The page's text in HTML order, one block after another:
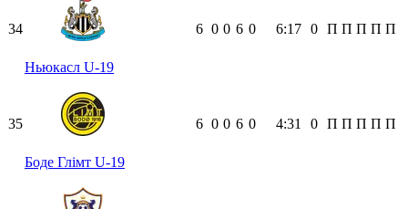
34
Ньюкасл U-19
6 0 0 6 0 6:17 0 П П П П П
35
Боде Глімт U-19
6 0 0 6 0 4:31 0 П П П П П